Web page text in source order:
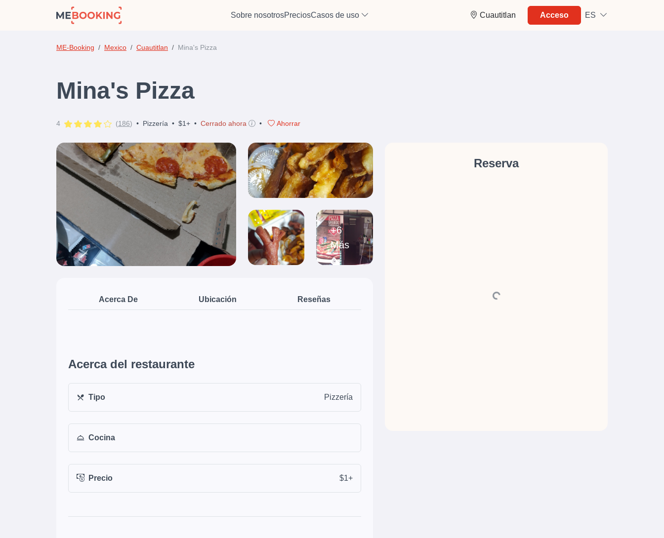
Sobre nosotrosPreciosCasos de uso Cuautitlan Acceso ES
ME-Booking Mexico Cuautitlan Mina's Pizza
Mina's Pizza
4 (186) • Pizzería • $1+ • Cerrado ahora • Ahorrar
+6
Más
Acerca De Ubicación Reseñas
Acerca del restaurante
Tipo Pizzería
Cocina
Precio $1+
Reserva